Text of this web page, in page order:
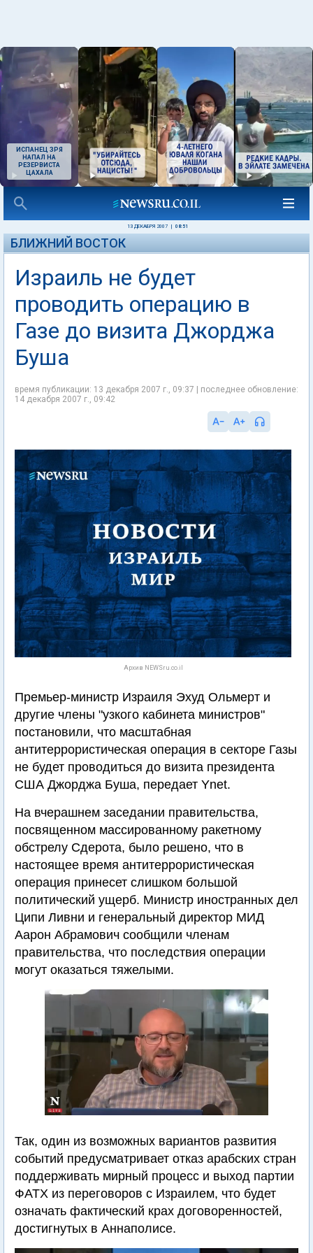
ИСПАНЕЦ ЗРЯ
НАПАЛ НА
РЕЗЕРВИСТА
ЦАХАЛА
13 ДЕКАБРЯ 2007 08:51
БЛИЖНИЙ ВОСТОК
Израиль не будет
проводить операцию в
Газе до визита Джорджа
Буша
время публикации: 13 декабря 2007 г., 09:37 | последнее обновление:
14 декабря 2007 г., 09:42
Архив NEWSru.co.il
Премьер-министр Израиля Эхуд Ольмерт и
другие члены "узкого кабинета министров"
постановили, что масштабная
антитеррористическая операция в секторе Газы
не будет проводиться до визита президента
США Джорджа Буша, передает Ynet.
На вчерашнем заседании правительства,
посвященном массированному ракетному
обстрелу Сдерота, было решено, что в
настоящее время антитеррористическая
операция принесет слишком большой
политический ущерб. Министр иностранных дел
Ципи Ливни и генеральный директор МИД
Аарон Абрамович сообщили членам
правительства, что последствия операции
могут оказаться тяжелыми.
Так, один из возможных вариантов развития
событий предусматривает отказ арабских стран
поддерживать мирный процесс и выход партии
ФАТХ из переговоров с Израилем, что будет
означать фактический крах договоренностей,
достигнутых в Аннаполисе.